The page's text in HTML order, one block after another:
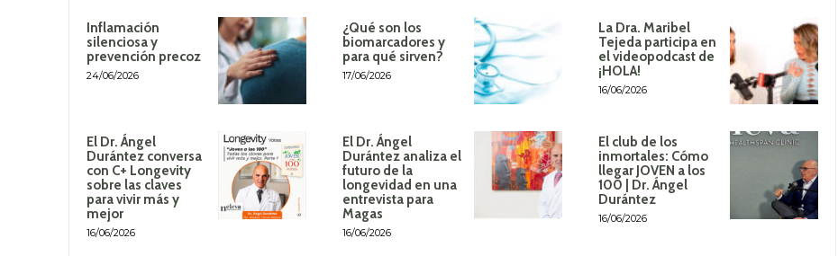
Inflamación
silenciosa y
prevención precoz
24/06/2026
¿Qué son los
biomarcadores y
para qué sirven?
17/06/2026
La Dra. Maribel
Tejeda participa en
el videopodcast de
¡HOLA!
16/06/2026
El Dr. Ángel
Durántez conversa
con C+ Longevity
sobre las claves
para vivir más y
mejor
16/06/2026
El Dr. Ángel
Durántez analiza el
futuro de la
longevidad en una
entrevista para
Magas
16/06/2026
El club de los
inmortales: Cómo
llegar JOVEN a los
100 | Dr. Ángel
Durántez
16/06/2026